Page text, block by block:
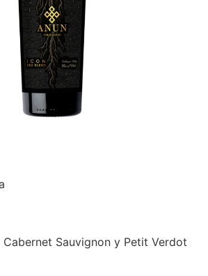
Cabernet Sauvignon y Petit Verdot